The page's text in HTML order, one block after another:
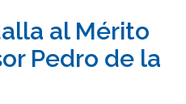
os
al Mérito
Pedro de la